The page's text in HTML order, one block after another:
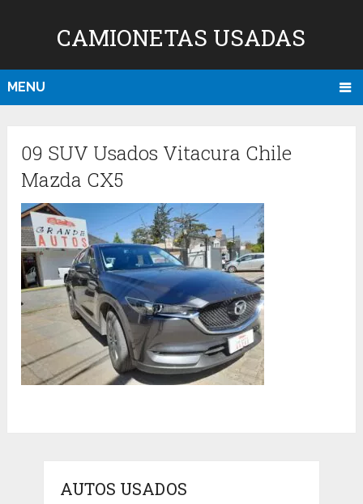
CAMIONETAS USADAS
MENU
09 SUV Usados Vitacura Chile
Mazda CX5
AUTOS USADOS